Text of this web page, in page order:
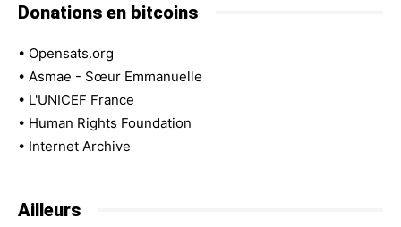
Donations en bitcoins
• Opensats.org
• Asmae - Sœur Emmanuelle
• L'UNICEF France
• Human Rights Foundation
• Internet Archive
Ailleurs